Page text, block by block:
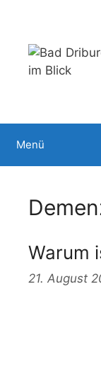
springen
Menü
Warum
21. August